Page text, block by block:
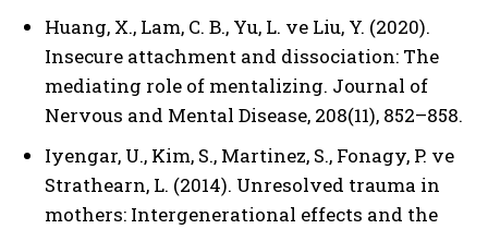
Huang, X., Lam, C. B., Yu, L. ve Liu, Y. (2020).
Insecure attachment and dissociation: The
mediating role of mentalizing. Journal of
Nervous and Mental Disease, 208(11), 852–858.
Iyengar, U., Kim, S., Martinez, S., Fonagy, P. ve
Strathearn, L. (2014). Unresolved trauma in
mothers: Intergenerational effects and the